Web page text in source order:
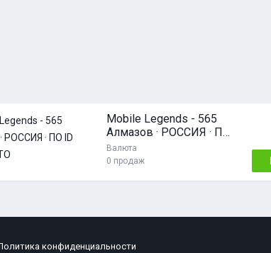
Mobile Legends - 565
Алмазов · РОССИЯ · ПО
ID · 24/7 АВТО
Валюта
0 продаж
конфиденциальности